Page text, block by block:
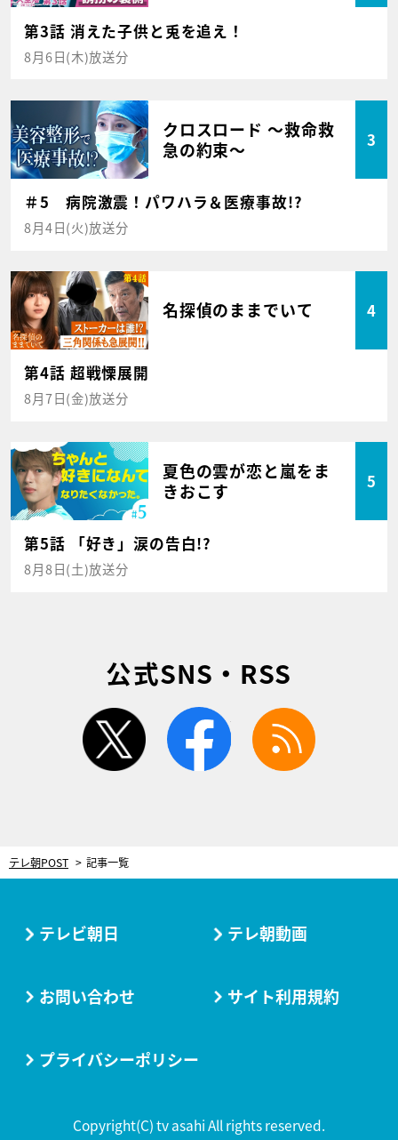
第3話 消えた子供と兎を追え！
8月6日(木)放送分
クロスロード ～救命救
急の約束～
3
＃5 病院激震！パワハラ＆医療事故!?
8月4日(火)放送分
名探偵のままでいて 4
第4話 超戦慄展開
8月7日(金)放送分
夏色の雲が恋と嵐をま
きおこす
5
第5話 「好き」涙の告白!?
8月8日(土)放送分
公式SNS・RSS
twitter facebook
テレ朝POST 記事一覧
テレビ朝日 テレ朝動画
お問い合わせ サイト利用規約
プライバシーポリシー
Copyright(C) tv asahi All rights reserved.